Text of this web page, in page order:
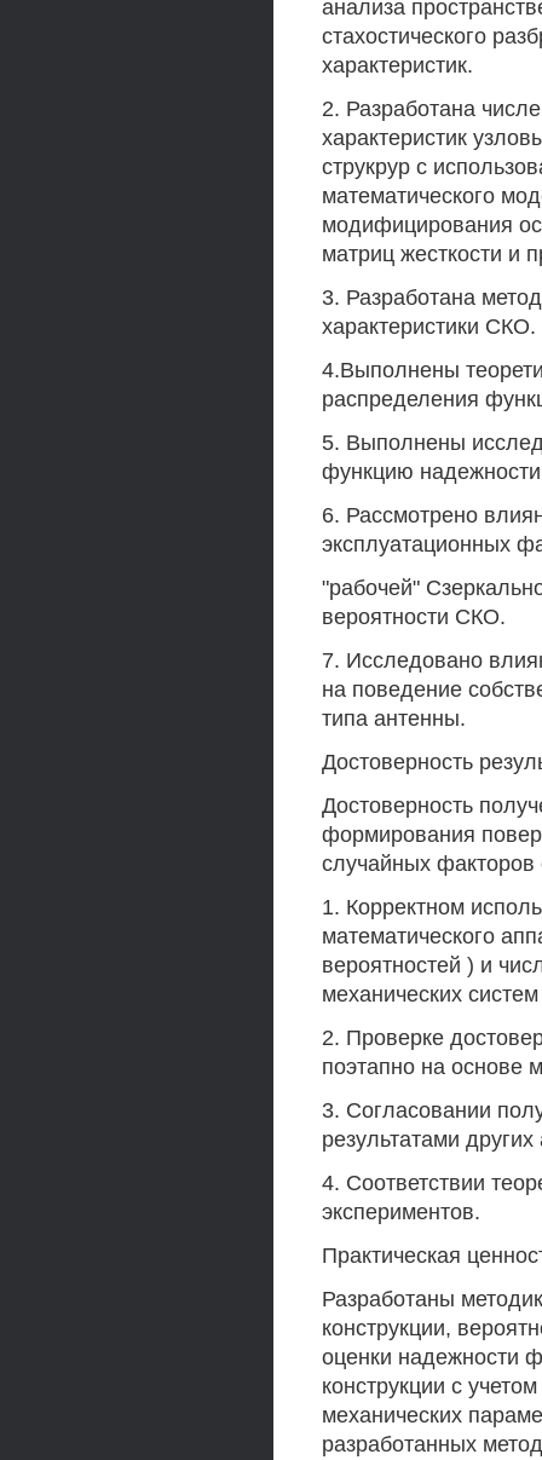
анализа
стахостического
характеристик.
2. Разработана
характеристик
струкрур с
математического
модифицирования
матриц жесткости и
3. Разработана
характеристики СКО.
4.Выполнены
распределения
5. Выполнены
функцию
6. Рассмотрено
эксплуатационных
"рабочей"
вероятности СКО.
7. Исследовано
на поведение
типа антенны.
Достоверность
Достоверность
формирования
случайных
1. Корректном
математического
вероятностей ) и
механических
2. Проверке
поэтапно на основе
3. Согласовании
результатами других
4. Соответствии
экспериментов.
Практическая
Разработаны
конструкции,
оценки надежности
конструкции с
механических
разработанных